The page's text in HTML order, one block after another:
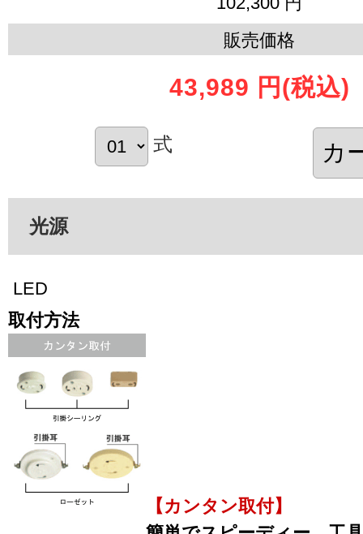
販売価格
43,989 円 (税込)
式
光源
LED
取付方法
【カンタン取付】